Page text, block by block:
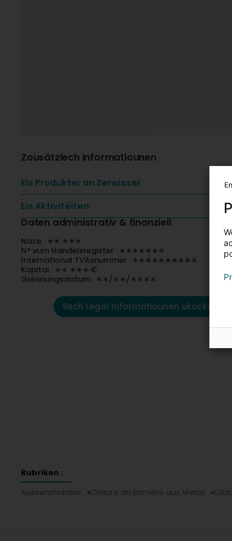
Zousätzlech Informatiounen
Eis Produkter an Zerwisser
Eis Aktivitéiten
Daten administrativ & finanziell
Nace : ∗∗.∗∗∗
N° vum Handelsregister : ∗∗∗∗∗∗∗
International TVAsnummer : ∗∗∗∗∗∗∗∗∗∗
Kapital : ∗∗ ∗∗∗ €
Grënnungsdatum : ∗∗/∗∗/∗∗∗∗
Sech Legal Informatiounen ukucken
Rubriken :
Aussenmobiliar
Clôture an Barrière aus Metall